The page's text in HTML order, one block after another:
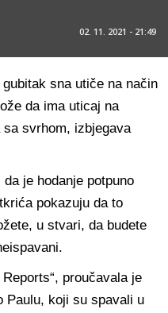
02. 11. 2021 - 21:49
sna utiče na način
da ima uticaj na
sa svrhom, izbjegava
je hodanje potpuno
pokazuju da to
u stvari, da budete
proučavala je
Paulu, koji su spavali u